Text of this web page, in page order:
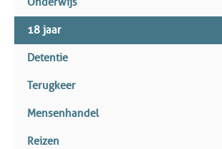
18 jaar
Detentie
Terugkeer
Mensenhandel
Reizen